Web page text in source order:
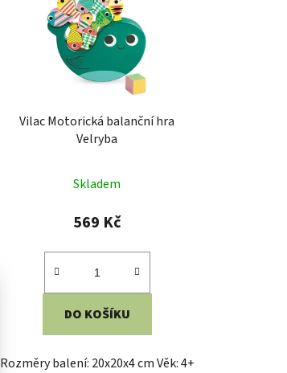
Vilac Motorická balanční hra
Velryba
Skladem
569 Kč
DO KOŠÍKU
Rozměry balení: 20x20x4 cm Věk: 4+